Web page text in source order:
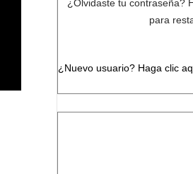
¿Olvidaste tu contraseña?
para
¿Nuevo usuario? Haga clic